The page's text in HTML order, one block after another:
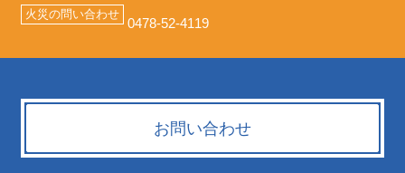
火災の問い合わせ
0478-52-4119
お問い合わせ